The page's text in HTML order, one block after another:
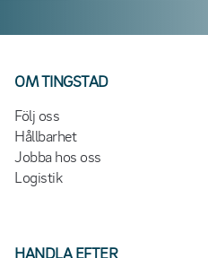
OM TINGSTAD
Följ oss
Hållbarhet
Jobba hos oss
Logistik
HANDLA EFTER